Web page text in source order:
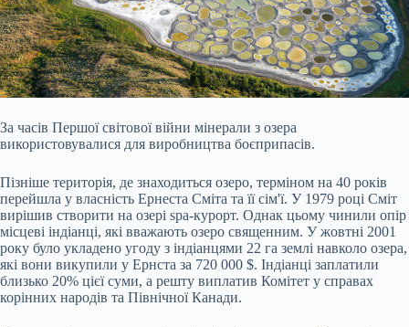
За часів Першої світової війни мінерали з озера
використовувалися для виробництва боєприпасів.
Пізніше територія, де знаходиться озеро, терміном на 40 років
перейшла у власність Ернеста Сміта та її сім'ї. У 1979 році Сміт
вирішив створити на озері spa-курорт. Однак цьому чинили опір
місцеві індіанці, які вважають озеро священним. У жовтні 2001
року було укладено угоду з індіанцями 22 га землі навколо озера,
які вони викупили у Ернста за 720 000 $. Індіанці заплатили
близько 20% цієї суми, а решту виплатив Комітет у справах
корінних народів та Північної Канади.